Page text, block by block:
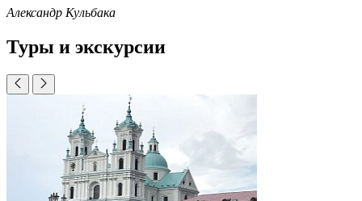
Александр Кульбака
Туры и экскурсии